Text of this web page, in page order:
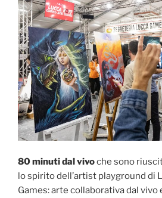
80 minuti dal vivoche sono
lo spirito dell’artist playground di
Games: arte collaborativa dal vivo